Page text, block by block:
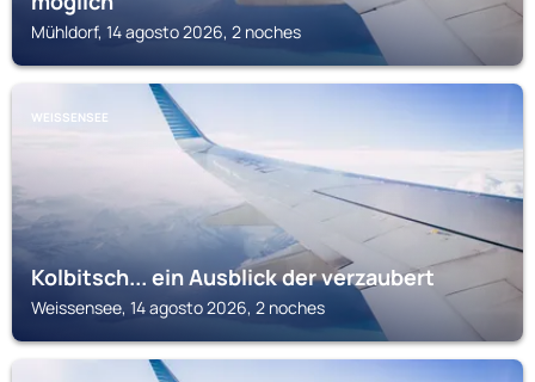
Mühldorf, 14 agosto 2026, 2 noches
WEISSENSEE
Kolbitsch... ein Ausblick der verzaubert
Weissensee, 14 agosto 2026, 2 noches